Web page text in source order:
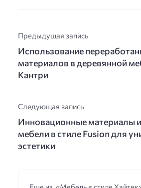
Предыдущая запись
Использование
материалов в деревянной
Кантри
Следующая запись
Инновационные материалы
мебели в стиле Fusion для
эстетики